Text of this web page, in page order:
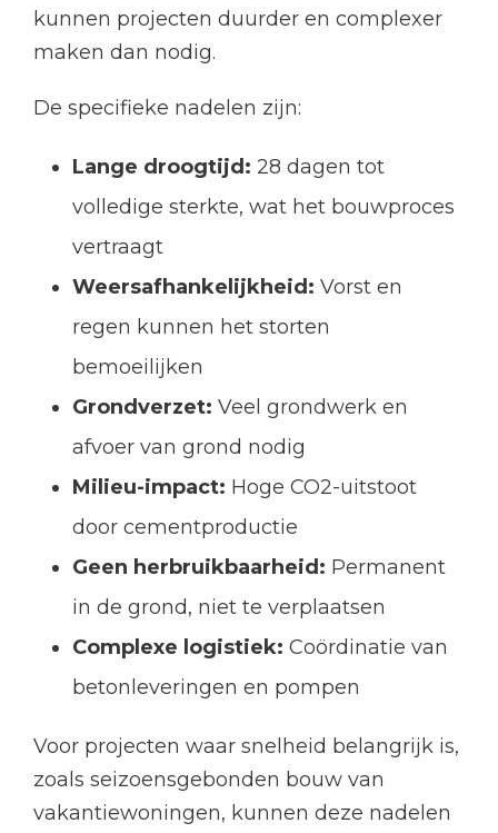
kunnen projecten duurder en complexer
maken dan nodig.
De specifieke nadelen zijn:
Lange droogtijd: 28 dagen tot
volledige sterkte, wat het bouwproces
vertraagt
Weersafhankelijkheid: Vorst en
regen kunnen het storten
bemoeilijken
Grondverzet: Veel grondwerk en
afvoer van grond nodig
Milieu-impact: Hoge CO2-uitstoot
door cementproductie
Geen herbruikbaarheid: Permanent
in de grond, niet te verplaatsen
Complexe logistiek: Coördinatie van
betonleveringen en pompen
Voor projecten waar snelheid belangrijk is,
zoals seizoensgebonden bouw van
vakantiewoningen, kunnen deze nadelen